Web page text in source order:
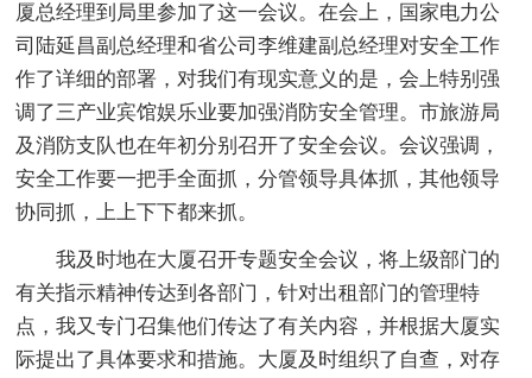
厦总经理到局里参加了这一会议。在会上，国家电力公
司陆延昌副总经理和省公司李维建副总经理对安全工作
作了详细的部署，对我们有现实意义的是，会上特别强
调了三产业宾馆娱乐业要加强消防安全管理。市旅游局
及消防支队也在年初分别召开了安全会议。会议强调，
安全工作要一把手全面抓，分管领导具体抓，其他领导
协同抓，上上下下都来抓。
我及时地在大厦召开专题安全会议，将上级部门的
有关指示精神传达到各部门，针对出租部门的管理特
点，我又专门召集他们传达了有关内容，并根据大厦实
际提出了具体要求和措施。大厦及时组织了自查，对存